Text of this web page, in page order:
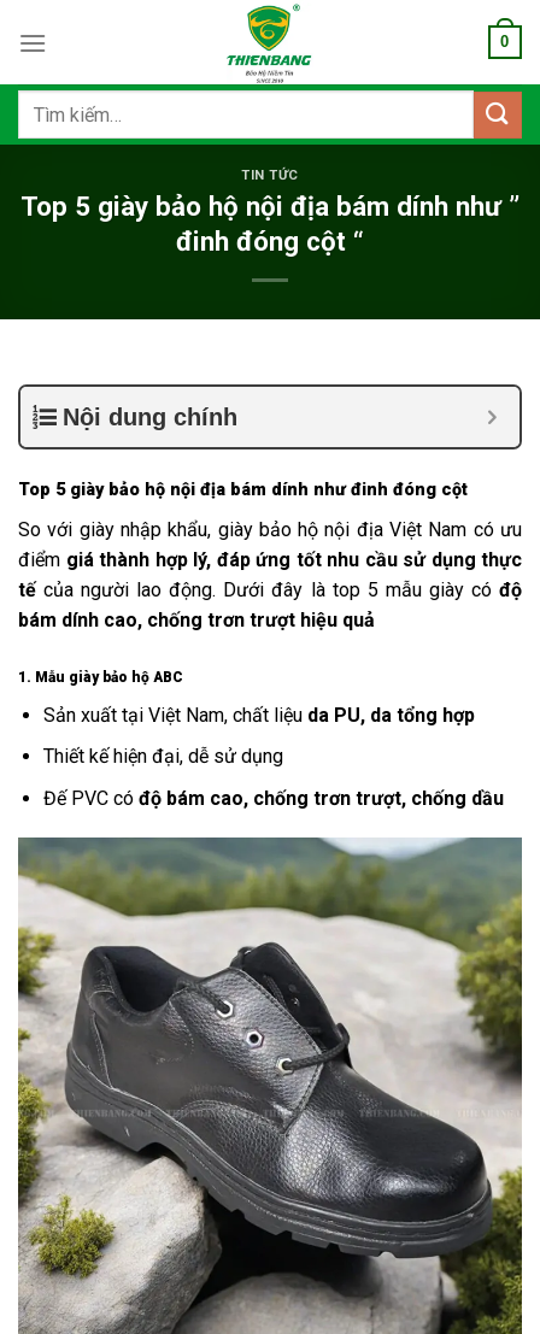
qua
dung
0
Tìm
TIN TỨC
Top 5 giày bảo hộ nội địa bám dính như ”
đinh đóng cột “
Nội dung chính
Top 5 giày bảo hộ nội địa bám dính như đinh đóng cột
So với giày nhập khẩu, giày bảo hộ nội địa Việt Nam có ưu
điểm giá thành hợp lý, đáp ứng tốt nhu cầu sử dụng thực
tếcủa người lao động. Dưới đây là top 5 mẫu giày có độ
bám dính cao, chống trơn trượt hiệu quả
1. Mẫu giày bảo hộ ABC
Sản xuất tại Việt Nam, chất liệuda PU, da tổng hợp
Thiết kế hiện đại, dễ sử dụng
Đế PVC có độ bám cao, chống trơn trượt, chống dầu